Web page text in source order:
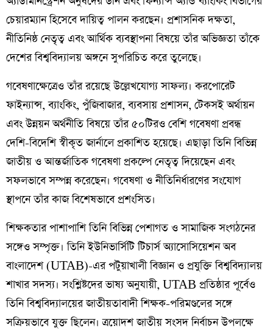
চেয়ারম্যান হিসেবে দায়িত্ব পালন করছেন। প্রশাসনিক দক্ষতা,
নীতিনিষ্ঠ নেতৃত্ব এবং আর্থিক ব্যবস্থাপনা বিষয়ে তাঁর অভিজ্ঞতা তাঁকে
দেশের বিশ্ববিদ্যালয় অঙ্গনে সুপরিচিত করে তুলেছে।
গবেষণাক্ষেত্রেও তাঁর রয়েছে উল্লেখযোগ্য সাফল্য। করপোরেট
ফাইন্যান্স, ব্যাংকিং, পুঁজিবাজার, ব্যবসায় প্রশাসন, টেকসই অর্থায়ন
এবং উন্নয়ন অর্থনীতি বিষয়ে তাঁর ৫০টিরও বেশি গবেষণা প্রবন্ধ
দেশি-বিদেশি স্বীকৃত জার্নালে প্রকাশিত হয়েছে। এছাড়া তিনি বিভিন্ন
জাতীয় ও আন্তর্জাতিক গবেষণা প্রকল্পে নেতৃত্ব দিয়েছেন এবং
সফলভাবে সম্পন্ন করেছেন। গবেষণা ও নীতিনির্ধারণের সংযোগ
স্থাপনে তাঁর কাজ বিশেষভাবে প্রশংসিত।
শিক্ষকতার পাশাপাশি তিনি বিভিন্ন পেশাগত ও সামাজিক সংগঠনের
সঙ্গেও সম্পৃক্ত। তিনি ইউনিভার্সিটি টিচার্স অ্যাসোসিয়েশন অব
বাংলাদেশ (UTAB)-এর পটুয়াখালী বিজ্ঞান ও প্রযুক্তি বিশ্ববিদ্যালয়
শাখার সদস্য। সংশ্লিষ্টদের ভাষ্য অনুযায়ী, UTAB প্রতিষ্ঠার পূর্বেও
তিনি বিশ্ববিদ্যালয়ের জাতীয়তাবাদী শিক্ষক-পরিমণ্ডলের সঙ্গে
সক্রিয়ভাবে যুক্ত ছিলেন। ত্রয়োদশ জাতীয় সংসদ নির্বাচন উপলক্ষে